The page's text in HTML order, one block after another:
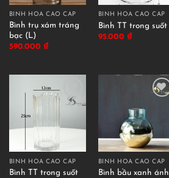
BÌNH HOA CAO CẤP
Bình trụ xám tráng
bạc (L)
590.000 ₫
BÌNH HOA CAO CẤP
Bình TT trong suốt
95.000 ₫
BÌNH HOA CAO CẤP
Bình TT trong suốt
BÌNH HOA CAO CẤP
Bình bầu xanh ánh